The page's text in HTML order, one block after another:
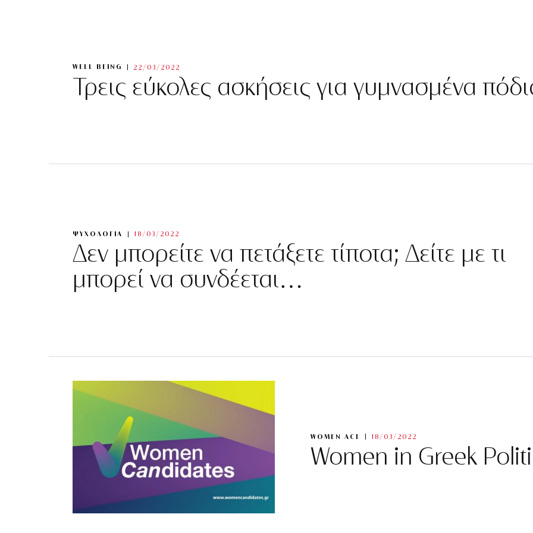
WELL BEING 22/03/2022
Τρεις εύκολες ασκήσεις για γυμνασμένα
ΨΥΧΟΛΟΓΙΑ 18/03/2022
Δεν μπορείτε να πετάξετε τίποτα; Δείτε με τι
μπορεί να συνδέεται…
WOMEN ACT 18/03/2022
Women in Greek